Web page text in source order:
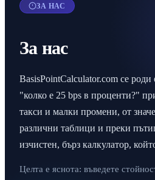
ЗА НАС
За нас
BasisPointCalculator.com се
"колко е 25 bps в проценти?"
такси и малки промени, от
различни таблици и преки
изчистен, бърз калкулатор,
Целта е яснота: въведете